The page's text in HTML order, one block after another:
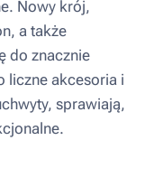
Nowy krój,
a także
do znacznie
liczne akcesoria i
sprawiają,